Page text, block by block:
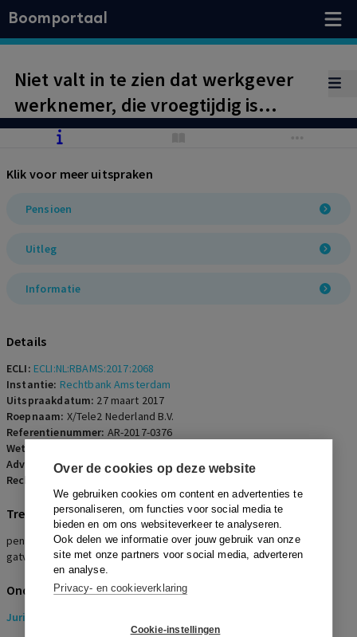
Over de cookies op deze website
We gebruiken cookies om content en advertenties te
personaliseren, om functies voor social media te
bieden en om ons websiteverkeer te analyseren.
Ook delen we informatie over jouw gebruik van onze
site met onze partners voor social media, adverteren
en analyse.
Privacy- en cookieverklaring
Cookie-instellingen
Boomportaal
Niet valt in te zien dat werkgever
werknemer, die vroegtijdig is
overleden, onvoldoende heeft
het keuzeformulier volgt dat
werknemer, samen met zijn vrouw,
geen partnerpensioen en Anw-
gatverzekering af te willen sluiten.
Klik voor meer uitspraken
Pensioen
Uitleg
Informatie
Details
ECLI: ECLI:NL:RBAMS:2017:2068
Instantie: Rechtbank Amsterdam
Uitspraakdatum: 27 maart 2017
Roepnaam: X/Tele2 Nederland B.V.
Referentienummer: AR-2017-0376
Wetsartikelen:
Advocaten:A.D. Putker-Blees en B. Veenema
Rechters:
Trefwoorden
pensioenkeuze, goed werkgeverschap, partnerpensioen, Anw-
gatverzekering, voorlichting
Onderwerpen
Juridisch